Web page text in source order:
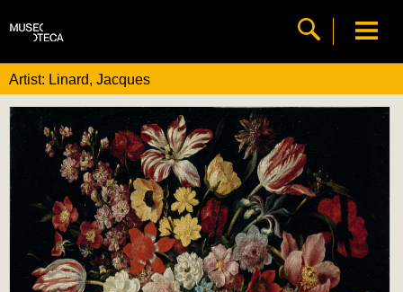
Artist: Linard, Jacques